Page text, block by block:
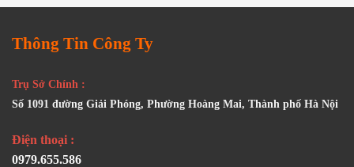
Thông Tin Công Ty
Trụ Sở Chính :
Số 1091 đường Giải Phóng, Phường Hoàng Mai, Thành phố Hà Nội
Điện thoại :
0979.655.586